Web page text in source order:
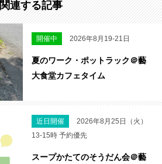
関連する記事
開催中 2026年8月19-21日
夏のワーク・ポットラック＠藝
大食堂カフェタイム
近日開催
2026年8月25日（火）
13-15時 予約優先
スープかたてのそうだん会＠藝